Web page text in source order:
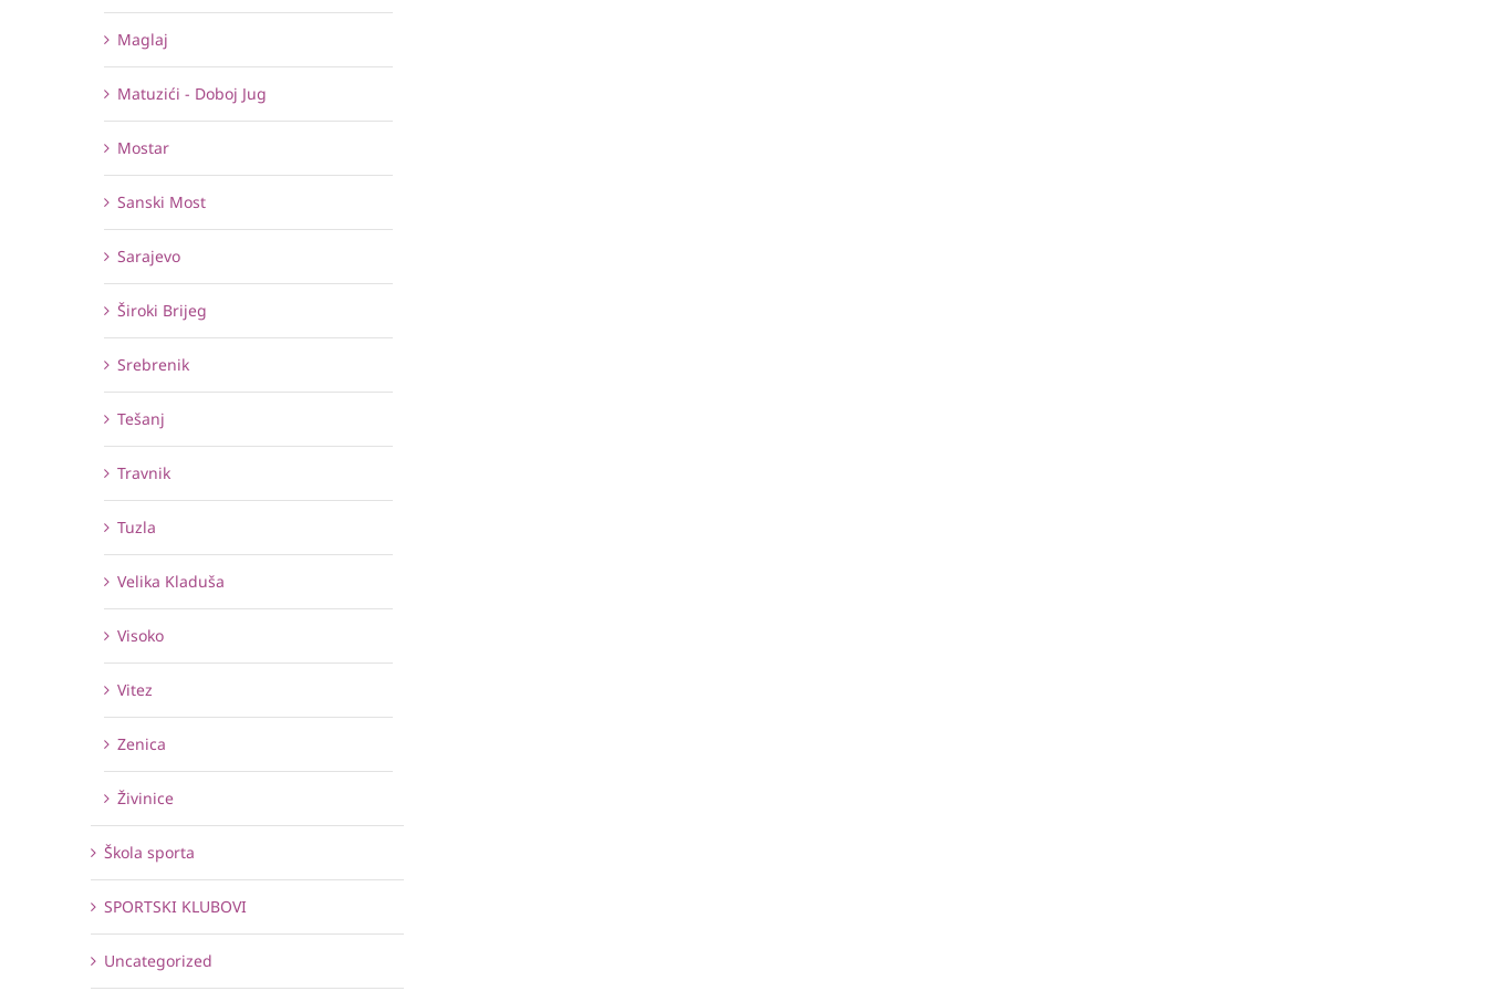
Maglaj
Matuzići - Doboj Jug
Mostar
Sanski Most
Sarajevo
Široki Brijeg
Srebrenik
Tešanj
Travnik
Tuzla
Velika Kladuša
Visoko
Vitez
Zenica
Živinice
Škola sporta
SPORTSKI KLUBOVI
Uncategorized